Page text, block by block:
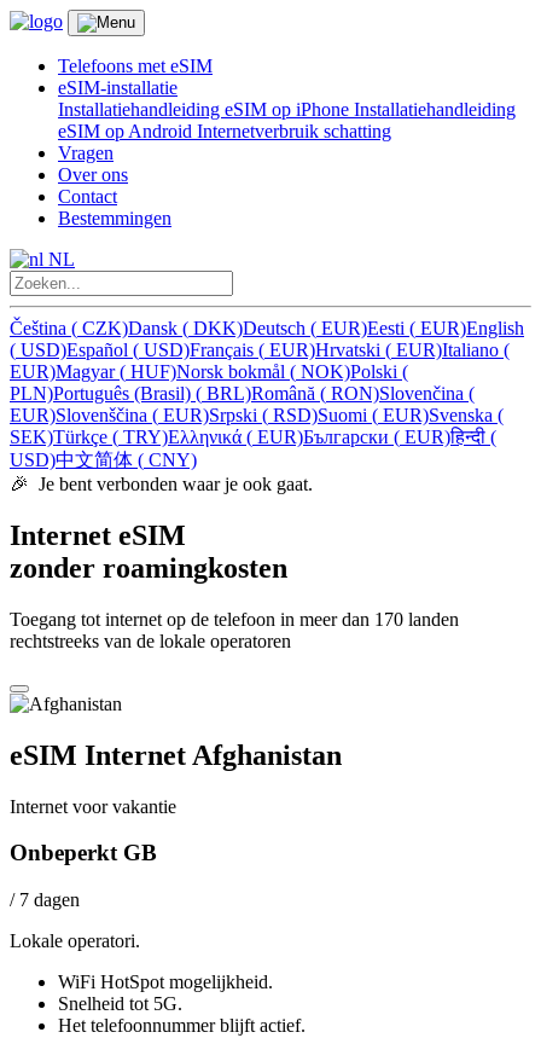
Telefoons met eSIM
eSIM-installatie
Installatiehandleiding eSIM op iPhone Installatiehandleiding
eSIM op Android Internetverbruik schatting
Vragen
Over ons
Contact
Bestemmingen
NL
Čeština ( CZK)Dansk ( DKK)Deutsch ( EUR)Eesti ( EUR)English
( USD)Español ( USD)Français ( EUR)Hrvatski ( EUR)Italiano (
EUR)Magyar( HUF)Norsk bokmål ( NOK)Polski (
PLN)Português (Brasil) ( BRL)Română ( RON)Slovenčina (
EUR)Slovenščina ( EUR)Srpski ( RSD)Suomi ( EUR)Svenska (
SEK)Türkçe ( TRY)Ελληνικά ( EUR)Български ( EUR)हिन्दी (
USD)中文简体 ( CNY)
🎉 Je bent verbonden waar je ook gaat.
Internet eSIM
zonder roamingkosten
Toegang tot internet op de telefoon in meer dan 170 landen
rechtstreeks van de lokale operatoren
eSIM Internet Afghanistan
Internet voor vakantie
Onbeperkt GB
/ 7 dagen
Lokale operatori.
WiFi HotSpot mogelijkheid.
Snelheid tot 5G.
Het telefoonnummer blijft actief.